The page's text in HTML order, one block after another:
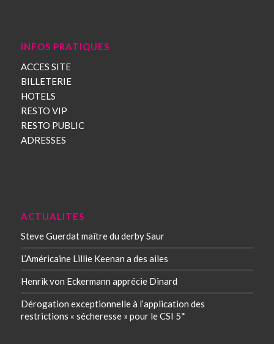
INFOS PRATIQUES
ACCES SITE
BILLETERIE
HOTELS
RESTO VIP
RESTO PUBLIC
ADRESSES
ACTUALITES
Steve Guerdat maître du derby Saur
L’Américaine Lillie Keenan a des ailes
Henrik von Eckermann apprécie Dinard
Dérogation exceptionnelle à l’application des
restrictions « sécheresse » pour le CSI 5*